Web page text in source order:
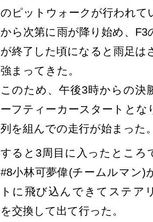
のピットウォークが行われて
から次第に雨が降り始め、F3
が終了した頃になると雨足は
強まってきた。
このため、午後3時からの決
ーフティーカースタートとな
列を組んでの走行が始まった
すると3周目に入ったところ
#8小林可夢偉(チームルマン)
トに飛び込んできてステア
を交換して出て行った。